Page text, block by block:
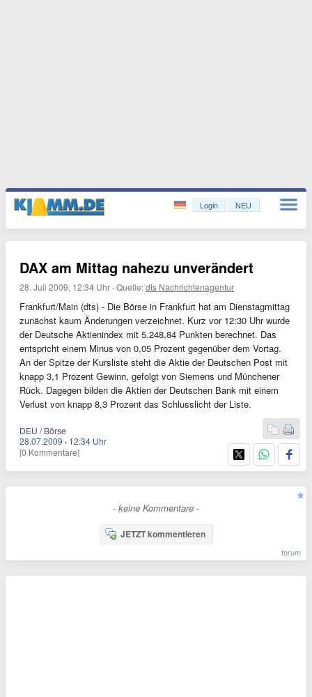
Login NEU
DAX am Mittag nahezu unverändert
28. Juli 2009, 12:34 Uhr ·Quelle:dts Nachrichtenagentur
Frankfurt/Main (dts) - Die Börse in Frankfurt hat am Dienstagmittag
zunächst kaum Änderungen verzeichnet. Kurz vor 12:30 Uhr wurde
der Deutsche Aktienindex mit 5.248,84 Punkten berechnet. Das
entspricht einem Minus von 0,05 Prozent gegenüber dem Vortag.
An der Spitze der Kursliste steht die Aktie der Deutschen Post mit
knapp 3,1 Prozent Gewinn, gefolgt von Siemens und Münchener
Rück. Dagegen bilden die Aktien der Deutschen Bank mit einem
Verlust von knapp 8,3 Prozent das Schlusslicht der Liste.
DEU / Börse
28.07.2009 · 12:34 Uhr
[0 Kommentare]
- keine Kommentare -
JETZT kommentieren
forum